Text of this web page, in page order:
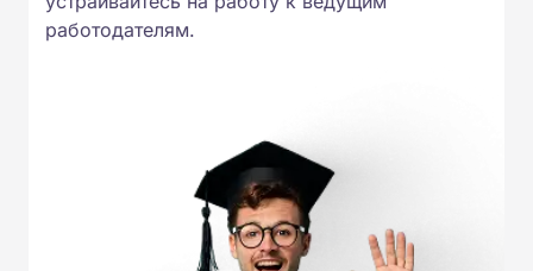
Удостоверения и дипломы о
работодателям.